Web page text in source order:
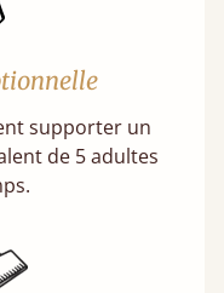
supporter un
de 5 adultes